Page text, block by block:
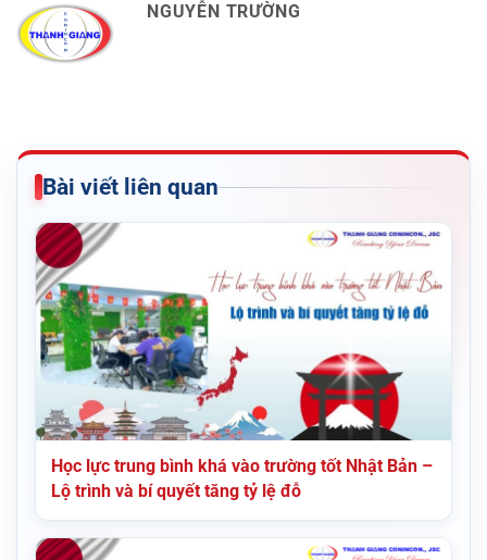
NGUYỄN TRƯỜNG
Bài viết liên quan
Học lực trung bình khá vào trường tốt Nhật Bản –
Lộ trình và bí quyết tăng tỷ lệ đỗ